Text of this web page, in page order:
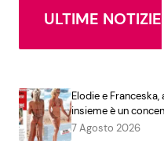
ULTIME NOTIZIE
Elodie e
insieme è un
7 Agosto 2026